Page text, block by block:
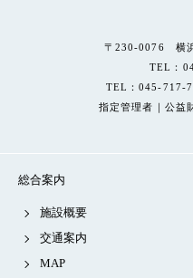
〒230-0076 横
TEL：
TEL：045-717-
指定管理者｜公益
総合案内
施設概要
交通案内
MAP